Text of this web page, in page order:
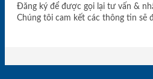
Đăng ký để được gọi lại tư vấn &
Chúng tôi cam kết các thông tin sẽ